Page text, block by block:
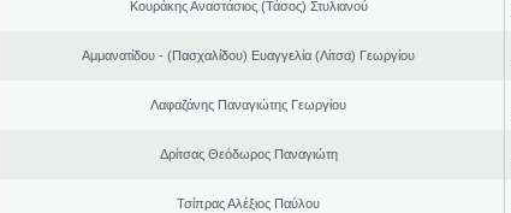
Κουράκης Αναστάσιος (Τάσος) Στυλιανού
Αμμανατίδου - (Πασχαλίδου) Ευαγγελία (Λίτσα) Γεωργίου
Λαφαζάνης Παναγιώτης Γεωργίου
Δρίτσας Θεόδωρος Παναγιώτη
Τσίπρας Αλέξιος Παύλου